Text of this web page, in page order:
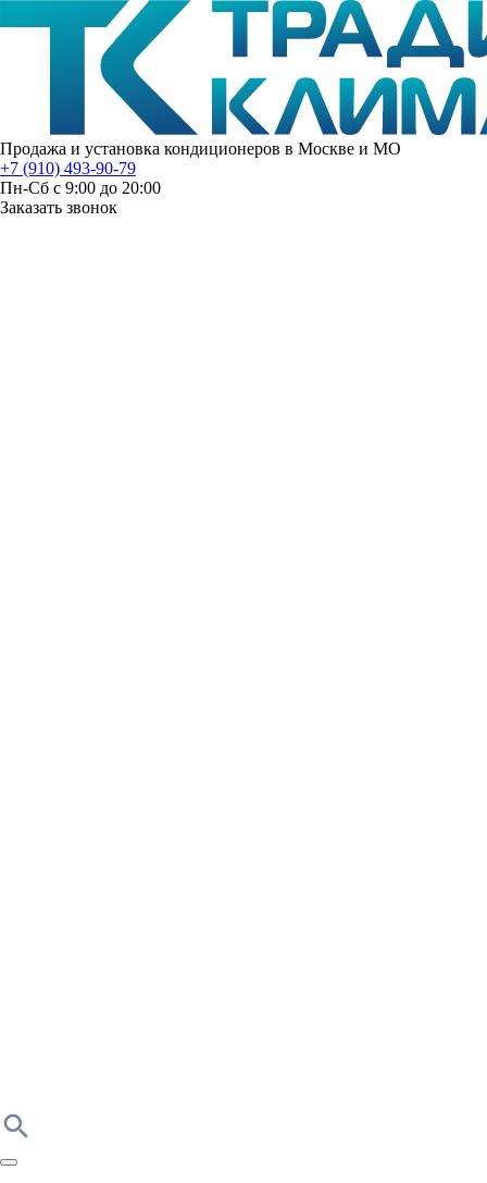
Продажа и установка кондиционеров в Москве и МО
+7 (910) 493-90-79
Пн-Сб с 9:00 до 20:00
Заказать звонок